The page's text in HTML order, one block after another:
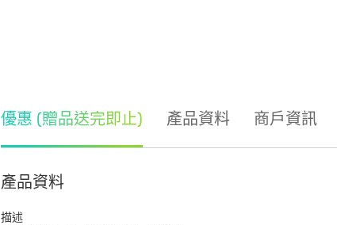
優惠 (贈品送完即止) 產品資料 商戶資訊
產品資料
描述